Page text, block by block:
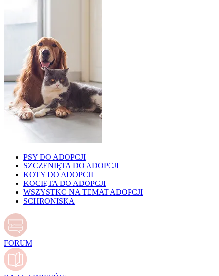
PSY DO ADOPCJI
SZCZENIĘTA DO ADOPCJI
KOTY DO ADOPCJI
KOCIĘTA DO ADOPCJI
WSZYSTKO NA TEMAT ADOPCJI
SCHRONISKA
FORUM